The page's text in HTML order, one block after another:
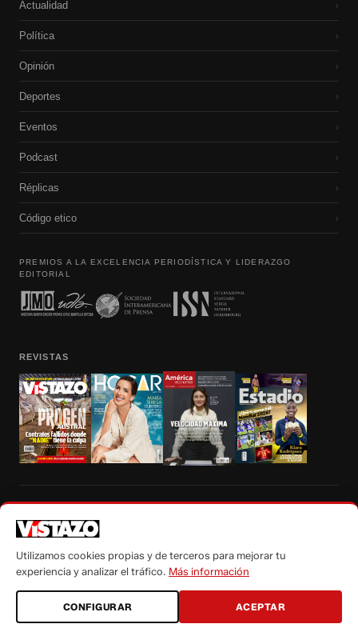
Actualidad ›
Política ›
Opinión ›
Deportes ›
Eventos ›
Podcast ›
Réplicas ›
Código etico ›
PREMIOS A LA EXCELENCIA PERIODÍSTICA Y LIDERAZGO
EDITORIAL
REVISTAS
autorización escrita de su titular, de todos los contenidos de Vistazo.com.
Utilizamos cookies propias y de terceros para mejorar tu
experiencia y analizar el tráfico. Más información
CONFIGURAR ACEPTAR